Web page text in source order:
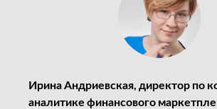
Ирина Андриевская, директор по
аналитике финансового